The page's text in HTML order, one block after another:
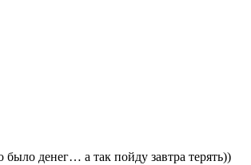
денег… а так пойду завтра терять))